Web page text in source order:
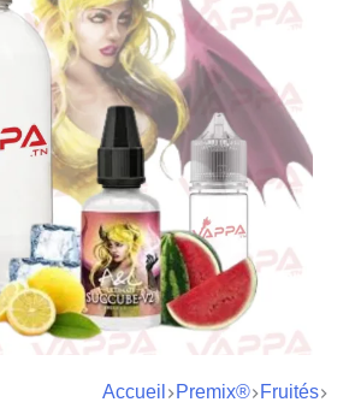
Accueil Premix® Fruités